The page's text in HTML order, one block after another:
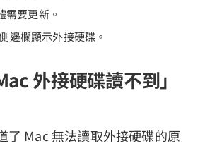
需要更新。
邊欄顯示外接硬碟。
外接硬碟讀不到」
了 Mac 無法讀取外接硬碟的原